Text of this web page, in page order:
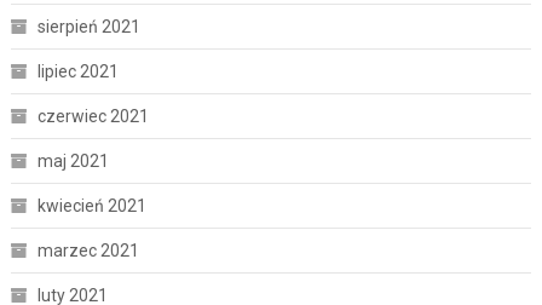
sierpień 2021
lipiec 2021
czerwiec 2021
maj 2021
kwiecień 2021
marzec 2021
luty 2021